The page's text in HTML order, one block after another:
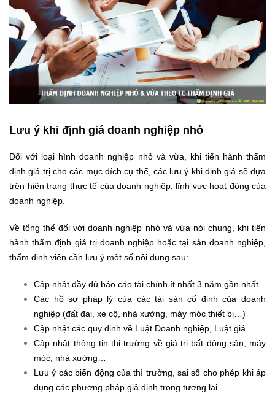
Lưu ý khi định giá doanh nghiệp nhỏ
Đối với loại hình doanh nghiệp nhỏ và vừa, khi tiến hành thẩm
định giá trị cho các mục đích cụ thể, các lưu ý khi định giá sẽ dựa
trên hiện trạng thực tế của doanh nghiệp, lĩnh vực hoạt động của
doanh nghiệp.
Về tổng thể đối với doanh nghiệp nhỏ và vừa nói chung, khi tiến
hành thẩm định giá trị doanh nghiệp hoặc tại sản doanh nghiệp,
thẩm định viên cần lưu ý một số nội dung sau:
Cập nhật đầy đủ báo cáo tài chính ít nhất 3 năm gần nhất
Các hồ sơ pháp lý của các tài sản cố định của doanh
nghiệp (đất đai, xe cộ, nhà xưởng, máy móc thiết bị…)
Cập nhật các quy định về Luật Doanh nghiệp, Luật giá
Cập nhật thông tin thị trường về giá trị bất động sản, máy
móc, nhà xưởng…
Lưu ý các biến động của thì trường, sai số cho phép khi áp
dụng các phương pháp giả định trong tương lai.